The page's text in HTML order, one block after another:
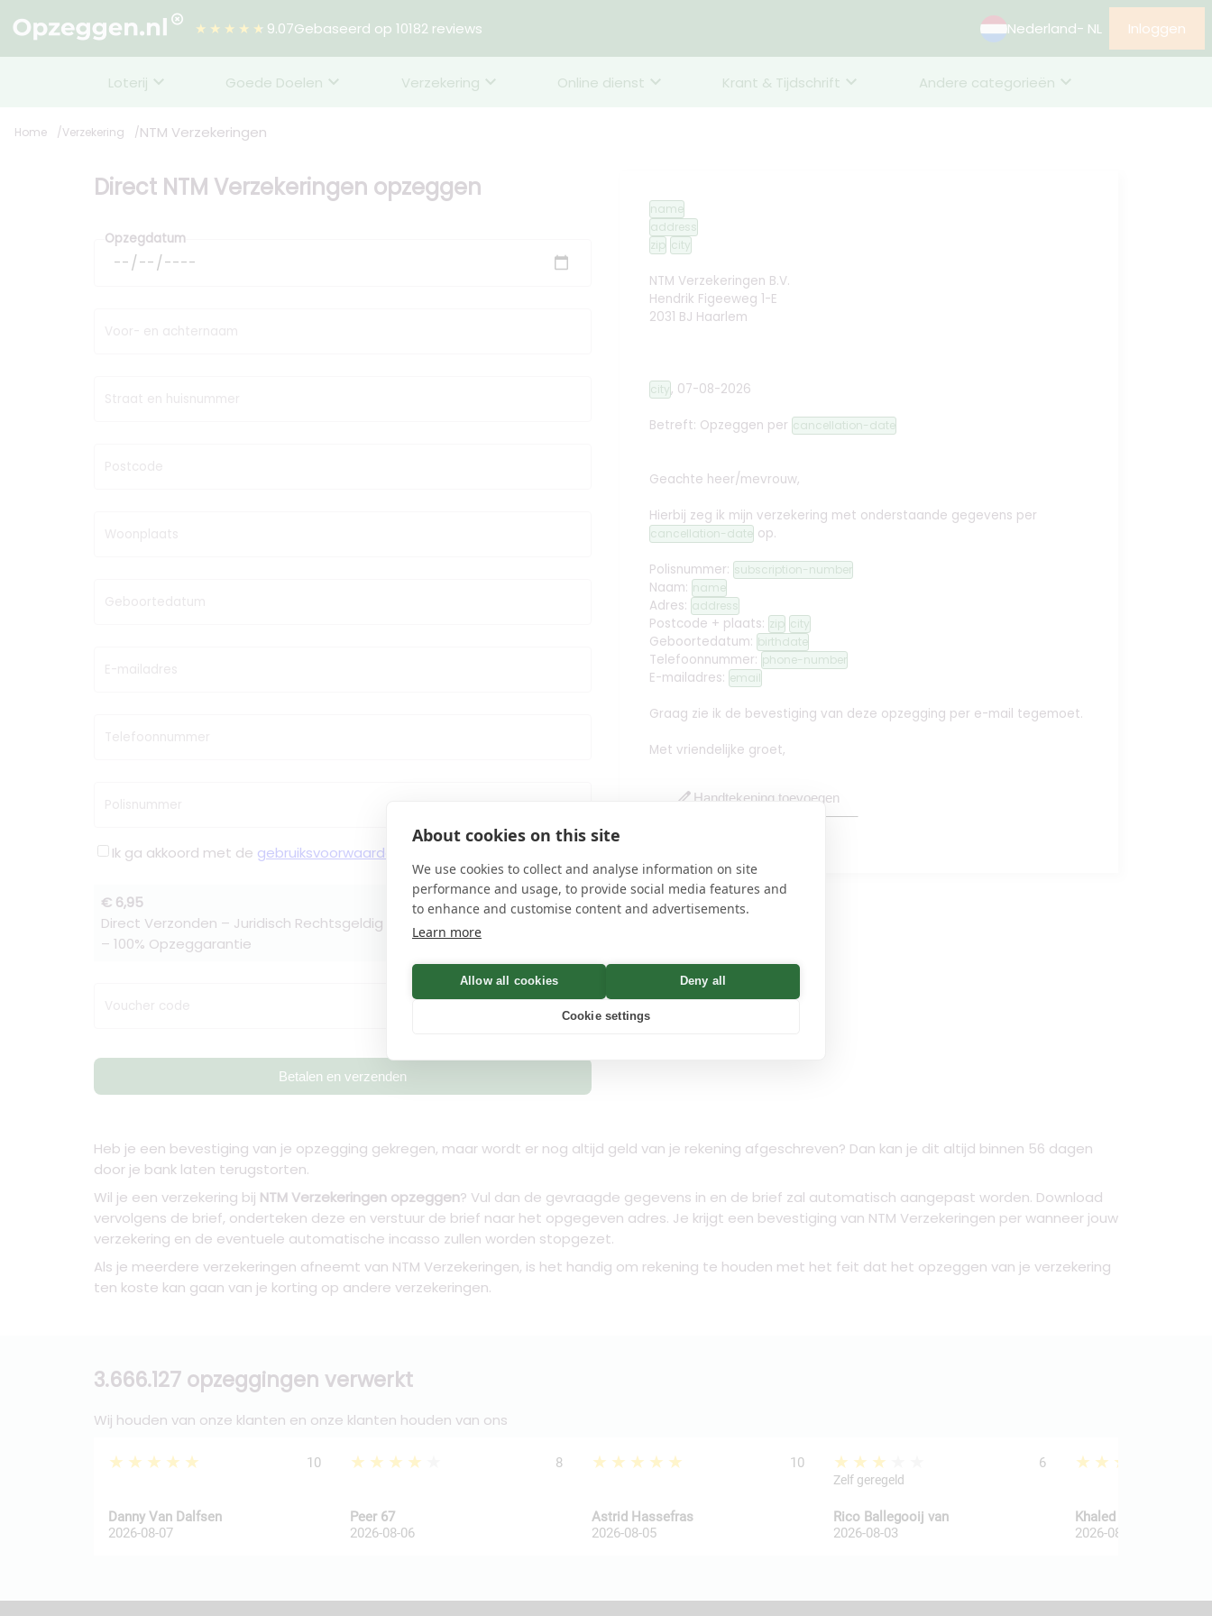
About cookies on this site
We use cookies to collect and analyse information on site
performance and usage, to provide social media features and
to enhance and customise content and advertisements.
Learn more
Allow all cookies Deny all
Cookie settings
★★★★★ 9.07Gebaseerd op 10182 reviews Nederland- NL Inloggen
Loterij Goede Doelen Verzekering Online dienst Krant & Tijdschrift Andere categorieën
Home Verzekering NTM Verzekeringen
Direct NTM Verzekeringen opzeggen
Opzegdatum
Voor- en achternaam
Straat en huisnummer
Postcode
Woonplaats
Geboortedatum
E-mailadres
Telefoonnummer
Polisnummer
Ik ga akkoord met de gebruiksvoorwaarden
€ 6,95
Direct Verzonden – Juridisch Rechtsgeldig – Bevestiging binnen Minuten
– 100% Opzeggarantie
Voucher code
Betalen en verzenden
name
address
zip city
NTM Verzekeringen B.V.
Hendrik Figeeweg 1-E
2031 BJ Haarlem
city, 07-08-2026
Betreft: Opzeggen per cancellation-date
Geachte heer/mevrouw,
Hierbij zeg ik mijn verzekering met onderstaande gegevens per
cancellation-date op.
Polisnummer: subscription-number
Naam: name
Adres: address
Postcode + plaats: zip city
Geboortedatum: birthdate
Telefoonnummer: phone-number
E-mailadres: email
Graag zie ik de bevestiging van deze opzegging per e-mail tegemoet.
Met vriendelijke groet,
edit Handtekening toevoegen
Heb je een bevestiging van je opzegging gekregen, maar wordt er nog altijd geld van je rekening afgeschreven? Dan kan je dit altijd binnen 56 dagen
door je bank laten terugstorten.
Wil je een verzekering bij NTM Verzekeringen opzeggen? Vul dan de gevraagde gegevens in en de brief zal automatisch aangepast worden. Download
vervolgens de brief, onderteken deze en verstuur de brief naar het opgegeven adres. Je krijgt een bevestiging van NTM Verzekeringen per wanneer jouw
verzekering en de eventuele automatische incasso zullen worden stopgezet.
Als je meerdere verzekeringen afneemt van NTM Verzekeringen, is het handig om rekening te houden met het feit dat het opzeggen van je verzekering
ten koste kan gaan van je korting op andere verzekeringen.
3.666.127 opzeggingen verwerkt
Wij houden van onze klanten en onze klanten houden van ons
★★★★★ 10
Danny Van Dalfsen
2026-08-07
★★★★★ 8
Peer 67
2026-08-06
★★★★★ 10
Astrid Hassefras
2026-08-05
★★★★★ 6
Zelf geregeld
Rico Ballegooij van
2026-08-03
★★★★★
Khaled Al Wakaa
2026-08-03